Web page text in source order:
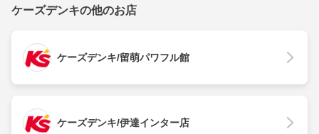
ケーズデンキの他のお店
ケーズデンキ/留萌パワフル館
ケーズデンキ/伊達インター店